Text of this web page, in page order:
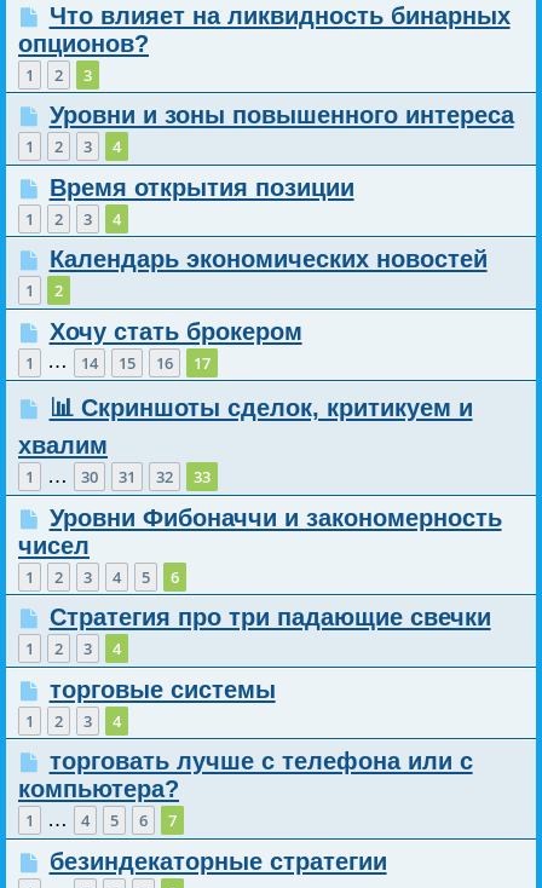
Что влияет на ликвидность бинарных
опционов?
1 2 3
Уровни и зоны повышенного интереса
1 2 3 4
Время открытия позиции
1 2 3 4
Календарь экономических новостей
1 2
Хочу стать брокером
1 … 14 15 16 17
📊 Скриншоты сделок, критикуем и
хвалим
1 … 30 31 32 33
Уровни Фибоначчи и закономерность
чисел
1 2 3 4 5 6
Стратегия про три падающие свечки
1 2 3 4
торговые системы
1 2 3 4
торговать лучше с телефона или с
компьютера?
1 … 4 5 6 7
безиндекаторные стратегии